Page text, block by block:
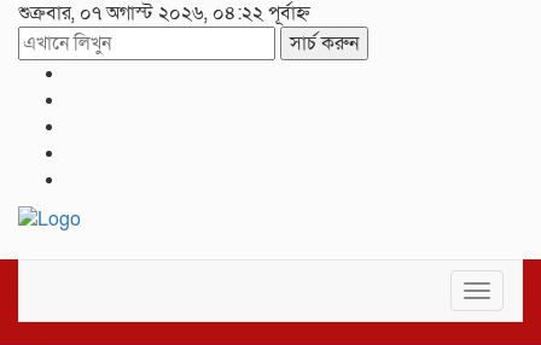
শুক্রবার, ০৭ অগাস্ট ২০২৬, ০৪:২২ পূর্বাহ্ন
সার্চ করুন
Toggle